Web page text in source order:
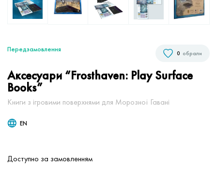
Передзамовлення обрали
0
Аксесуари “Frosthaven: Play Surface
Books”
Книги з ігровими поверхнями для Морозної Гавані
EN
Доступно за замовленням